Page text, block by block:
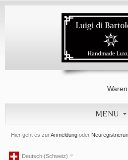
Hier geht es zurAnmeldung oder
MENU
Deutsch (Schweiz)